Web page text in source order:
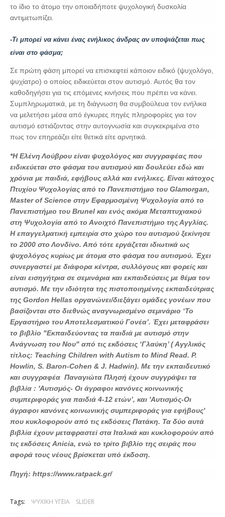
το ίδιο το άτομο την οποιαδήποτε ψυχολογική δυσκολία
αντιμετωπίζει.
-Τι μπορεί να κάνει ένας ενήλικος άνδρας αν υποψιάζεται πως
είναι στο φάσμα;
Σε πρώτη φάση μπορεί να επισκεφτεί κάποιον ειδικό (ψυχολόγο,
ψυχίατρο) ο οποίος ειδικεύεται στον αυτισμό. Αυτός θα τον
καθοδηγήσει για τις επόμενες κινήσεις που πρέπει να κάνει.
Συμπληρωματικά, με τη διάγνωση θα συμβούλευα τον ενήλικα
να μελετήσει μέσα από έγκυρες πηγές πληροφορίες για τον
αυτισμό εστιάζοντας στην αυτογνωσία και συγκεκριμένα στο
πως τον επηρεάζει είτε θετικά είτε αρνητικά.
*Η Ελένη Λούβρου είναι ψυχολόγος και συγγραφέας που
ειδικεύεται στο φάσμα του αυτισμού και δουλεύει εδώ και
χρόνια με παιδιά, εφήβους αλλά και ενήλικες. Είναι κάτοχος
Πτυχίου Ψυχολογίας από το Πανεπιστήμιο του Glamorgan,
Master of Science στην Εφαρμοσμένη Ψυχολογία από το
Πανεπιστήμιο του Brunel και ενός ακόμα Μεταπτυχιακού
στη Ψυχολογία από το Ανοιχτό Πανεπιστήμιο της Αγγλίας.
Η επαγγελματική εμπειρία στο χώρο του αυτισμού ξεκίνησε
το 2000 στο Λονδίνο. Από τότε εργάζεται ιδιωτικά ως
ψυχολόγος κυρίως με άτομα στο φάσμα του αυτισμού. Έχει
συνεργαστεί με διάφορα κέντρα, συλλόγους και φορείς και
είναι εισηγήτρια σε σεμινάρια και εκπαιδεύσεις με θέμα τον
αυτισμό. Με την ιδιότητα της πιστοποιημένης εκπαιδεύτριας
της Gordon Hellas οργανώνει/διεξάγει ομάδες γονέων που
βασίζονται στο διεθνώς αναγνωρισμένο σεμινάριο ‘Το
Εργαστήριο του Αποτελεσματικού Γονέα’. Έχει μεταφράσει
το βιβλίο "Εκπαιδεύοντας τα παιδιά με αυτισμό στην
Ανάγνωση του Νου" από τις εκδόσεις ‘Γλαύκη’ ( Αγγλικός
τίτλος: Teaching Children with Autism to Mind Read. P.
Howlin, S. Baron-Cohen & J. Hadwin). Με την εκπαιδευτικό
και συγγραφέα Παναγιώτα Πλησή έχουν συγγράψει τα
βιβλία : 'Αυτισμός- Οι άγραφοι κανόνες κοινωνικής
συμπεριφοράς για παιδιά 4-12 ετών’, και 'Αυτισμός-Οι
άγραφοι κανόνες κοινωνικής συμπεριφοράς για εφήβους'
που κυκλοφορούν από τις εκδόσεις Πατάκη. Τα δύο αυτά
βιβλία έχουν μεταφραστεί στα Ιταλικά και κυκλοφορούν από
τις εκδόσεις Anicia, ενώ το τρίτο βιβλίο της σειράς που
αφορά τους νέους βρίσκεται υπό έκδοση.
Πηγή: https://www.ratpack.gr/
Tags: ΨΥΧΙΚΗ ΥΓΕΙΑ SLIDER